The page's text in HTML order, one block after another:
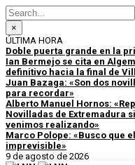
×
ÚLTIMA HORA
Doble puerta grande en la
Ian Bermejo se cita en
definitivo hacia la final de
Juan Bazaga: «Son dos
para recordar»
Alberto Manuel Hornos:
Novilladas de Extremadura
venimos realizando»
Marco Polope: «Busco que
imprevisible»
9 de agosto de 2026